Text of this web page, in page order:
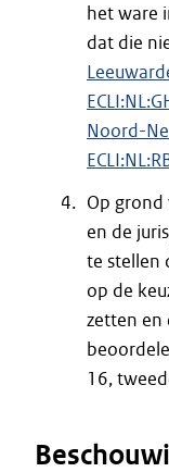
het ware
dat die
Noord-
Op grond
en de
te stellen
op de
zetten en
16,